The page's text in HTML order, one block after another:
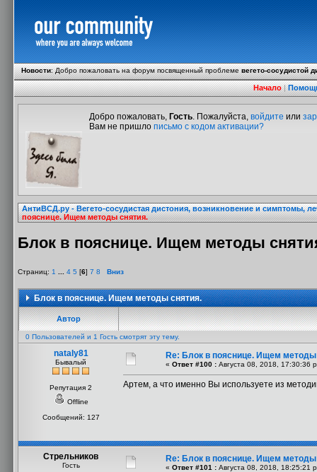
Новости:Добро пожаловать на форум посвященный проблемевегето-сосудистой
Начало|
Добро пожаловать, Гость. Пожалуйста, войдите или
Вам не пришло письмо с кодом активации?
АнтиВСД.ру - Вегето-сосудистая дистония, возникновение и симптомы,
пояснице. Ищем методы снятия.
Блок в пояснице. Ищем методы
Страниц: 1 4 5 [6] 7 8 Вниз
Блок в пояснице. Ищем методы снятия.
Автор
0 Пользователей и 1 Гость смотрят эту тему.
nataly81
Бывалый
Репутация 2
Offline
Сообщений: 127
Re: Блок в пояснице. Ищем методы
« Ответ #100 : Августа 08, 2018, 17:30:36
Артем, а что именно Вы используете из
Стрельников
Гость
Re: Блок в пояснице. Ищем методы
« Ответ #101 : Августа 08, 2018, 18:25:21